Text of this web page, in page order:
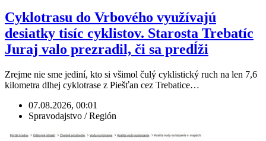
Cyklotrasu do Vrbového využívajú
desiatky tisíc cyklistov. Starosta Trebatíc
Juraj valo prezradil, či sa predĺži
Zrejme nie sme jediní, kto si všimol čulý cyklistický ruch na len 7,6
kilometra dlhej cyklotrase z Piešťan cez Trebatice…
07.08.2026, 00:01
Spravodajstvo / Región